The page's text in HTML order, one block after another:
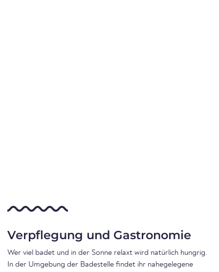
Verpflegung und Gastronomie
Wer viel badet und in der Sonne relaxt wird natürlich hungrig.
In der Umgebung der Badestelle findet ihr nahegelegene